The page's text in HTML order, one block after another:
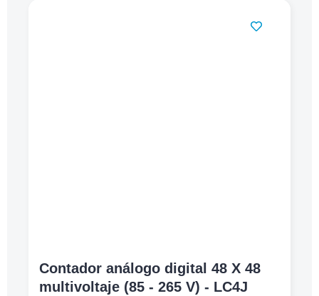
Contador análogo digital 48 X 48
multivoltaje (85 - 265 V) - LC4J